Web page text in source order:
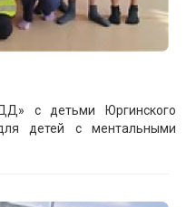
с детьми Юргинского
детей с ментальными